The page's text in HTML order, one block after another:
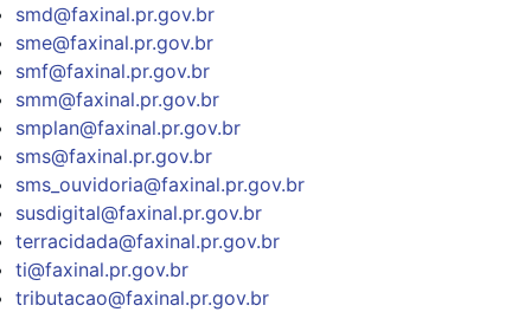
smd@faxinal.pr.gov.br
sme@faxinal.pr.gov.br
smf@faxinal.pr.gov.br
smm@faxinal.pr.gov.br
smplan@faxinal.pr.gov.br
sms@faxinal.pr.gov.br
sms_ouvidoria@faxinal.pr.gov.br
susdigital@faxinal.pr.gov.br
terracidada@faxinal.pr.gov.br
ti@faxinal.pr.gov.br
tributacao@faxinal.pr.gov.br